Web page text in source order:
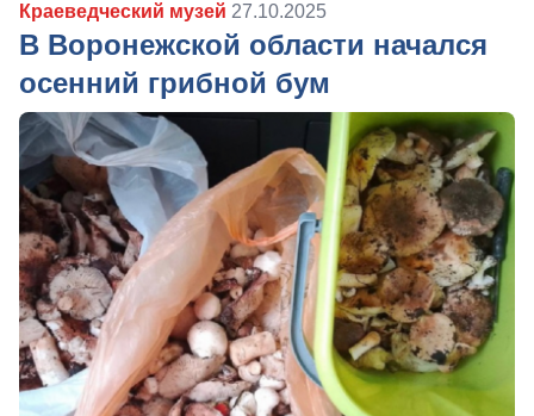
Краеведческий музей 27.10.2025
В Воронежской области начался
осенний грибной бум